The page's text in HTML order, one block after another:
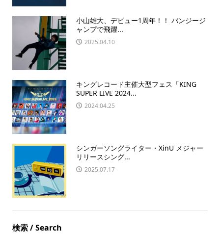
小山雄大、デビュー1周年！！ バンジージ
ャンプで飛躍...
2025.04.10
キングレコード主催大型フェス「KING
SUPER LIVE 2024...
2024.04.25
シンガーソングライター・XinU メジャー
リリースシング...
2025.07.17
検索 / Search